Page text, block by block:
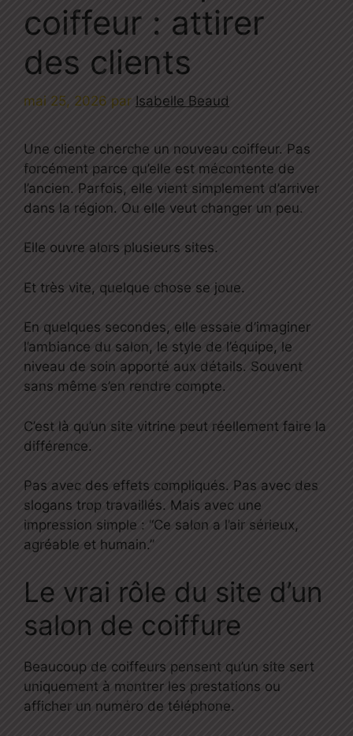
coiffeur : attirer
des clients
mai 25, 2026 par Isabelle Beaud
Une cliente cherche un nouveau coiffeur. Pas
forcément parce qu’elle est mécontente de
l’ancien. Parfois, elle vient simplement d’arriver
dans la région. Ou elle veut changer un peu.
Elle ouvre alors plusieurs sites.
Et très vite, quelque chose se joue.
En quelques secondes, elle essaie d’imaginer
l’ambiance du salon, le style de l’équipe, le
niveau de soin apporté aux détails. Souvent
sans même s’en rendre compte.
C’est là qu’un site vitrine peut réellement faire la
différence.
Pas avec des effets compliqués. Pas avec des
slogans trop travaillés. Mais avec une
impression simple : “Ce salon a l’air sérieux,
agréable et humain.”
Le vrai rôle du site d’un
salon de coiffure
Beaucoup de coiffeurs pensent qu’un site sert
uniquement à montrer les prestations ou
afficher un numéro de téléphone.